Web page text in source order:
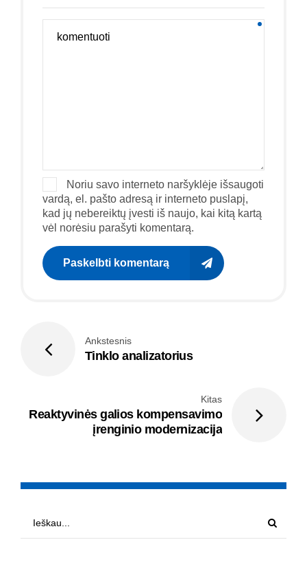
Noriu savo interneto naršyklėje išsaugoti
vardą, el. pašto adresą ir interneto puslapį,
kad jų nebereiktų įvesti iš naujo, kai kitą kartą
vėl norėsiu parašyti komentarą.
Paskelbti komentarą
Ankstesnis
Tinklo analizatorius
Kitas
Reaktyvinės galios kompensavimo
įrenginio modernizacija